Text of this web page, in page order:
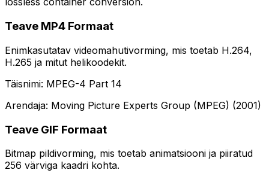
Teave MP4 Formaat
Enimkasutatav videomahutivorming, mis toetab H.264,
H.265 ja mitut helikoodekit.
Täisnimi: MPEG-4 Part 14
Arendaja: Moving Picture Experts Group (MPEG) (2001)
Teave GIF Formaat
Bitmap pildivorming, mis toetab animatsiooni ja piiratud
256 värviga kaadri kohta.